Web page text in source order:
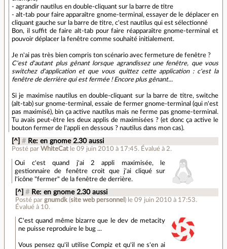
- agrandir nautilus en double-cliquant sur la barre de titre
- alt-tab pour faire apparaître gnome-terminal, essayer de le déplacer en
cliquant gauche sur la barre de titre, c'est nautilus qui est sélectionné
Bon, il suffit de faire alt-tab pour faire réapparaître gnome-terminal et
pouvoir déplacer la fenêtre comme souhaité initialement.
Je n'ai pas très bien compris ton scénario avec fermeture de fenêtre ?
C'est d'autant plus gênant lorsque agrandissez une fenêtre, que vous
switchez d'application et que vous quittez cette application : c'est la
fenêtre de derrière qui est fermée ! Encore plus gênant...
Si je maximise nautilus en double-cliquant sur la barre de titre, switche
(alt-tab) sur gnome-terminal, essaie de fermer gnome-terminal (qui n'est
pas maximisé), bin ça active nautilus mais ne ferme pas gnome-terminal.
Tu avais peut-être les deux applis de maximisées ? (et donc ça active le
bouton fermer de l'appli en dessous ? nautilus dans mon cas).
[^] # Re: en gnome 2.30 aussi
Posté parWhiteCat le 09 juin 2010 à 17:45. Évalué à 2.
Oui c'est quand j'ai 2 appli maximisée, le
gestionnaire de fenêtre croit que j'ai cliqué sur
l'icône "fermer" de la fenêtre de derrière.
[^] # Re: en gnome 2.30 aussi
Posté par gnumdk(site web personnel ) le 09 juin 2010 à 17:53.
Évalué à 10.
C'est quand même bizarre que le dev de metacity
ne puisse reproduire le bug ...
Vous pensez qu'il utilise Compiz et qu'il ne s'en ai